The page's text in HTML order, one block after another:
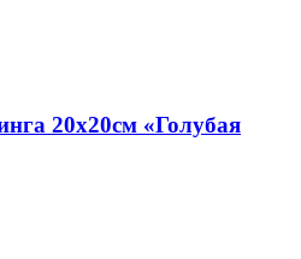
20х20см «Голубая